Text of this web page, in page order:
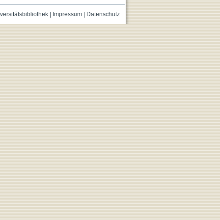
| Impressum| Datenschutz